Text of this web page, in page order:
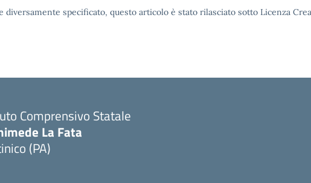
diversamente specificato, questo articolo è stato rilasciato sotto Licenza
Comprensivo Statale
La Fata
(PA)